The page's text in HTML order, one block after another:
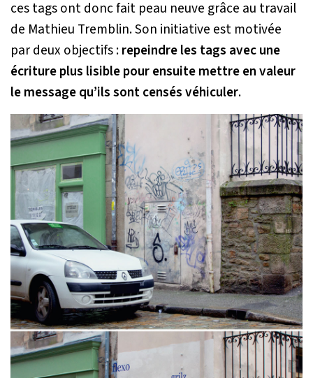
ces tags ont donc fait peau neuve grâce au travail
de Mathieu Tremblin. Son initiative est motivée
par deux objectifs :repeindre les tags avec une
écriture plus lisible pour ensuite mettre en valeur
le message qu’ils sont censés véhiculer.